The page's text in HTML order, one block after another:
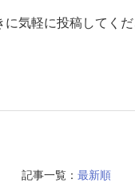
に気軽に投稿してく
記事一覧： 最新順